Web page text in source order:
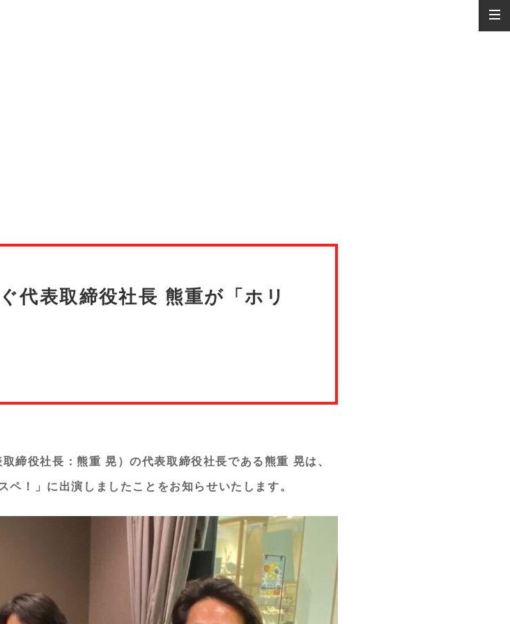
代表取締役社長 熊重が「ホリ
締役社長：熊重 晃）の代表取締役社長である熊重 晃は、
！」に出演しましたことをお知らせいたします。